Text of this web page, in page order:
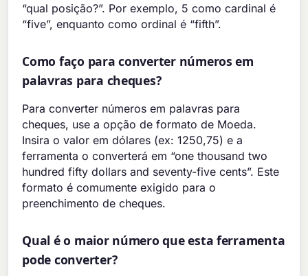
“qual posição?”. Por exemplo, 5 como cardinal é
“five”, enquanto como ordinal é “fifth”.
Como faço para converter números em
palavras para cheques?
Para converter números em palavras para
cheques, use a opção de formato de Moeda.
Insira o valor em dólares (ex: 1250,75) e a
ferramenta o converterá em “one thousand two
hundred fifty dollars and seventy-five cents”. Este
formato é comumente exigido para o
preenchimento de cheques.
Qual é o maior número que esta ferramenta
pode converter?